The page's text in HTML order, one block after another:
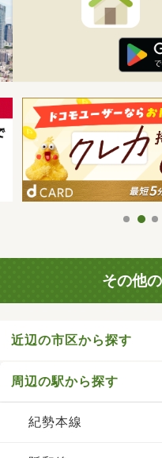
その他
近辺の市区から探す
周辺の駅から探す
紀勢本線